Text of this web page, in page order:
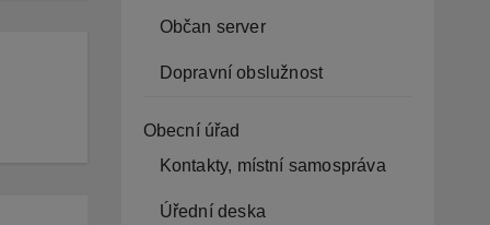
Občan server
Dopravní obslužnost
Obecní úřad
Kontakty, místní samospráva
Úřední deska